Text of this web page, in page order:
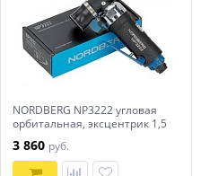
NORDBERG NP3222 угловая
орбитальная, эксцентрик 1,5
3 860 руб.